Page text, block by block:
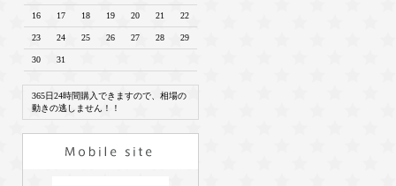
16 17 18 19 20 21 22
23 24 25 26 27 28 29
30 31
365日24時間購入できますので、相場の
動きの逃しません！！